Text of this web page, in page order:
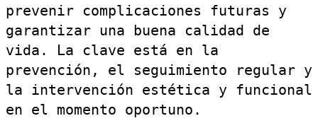
prevenir complicaciones futuras y
garantizar una buena calidad de
vida. La clave está en la
prevención, el seguimiento regular y
la intervención estética y funcional
en el momento oportuno.